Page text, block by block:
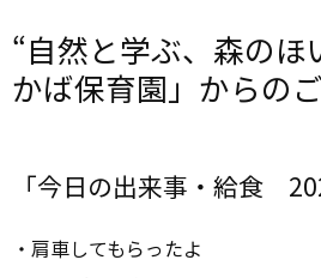
“自然と学ぶ、森のほ
かば保育園」からのご
「今日の出来事・給食
・肩車してもらったよ